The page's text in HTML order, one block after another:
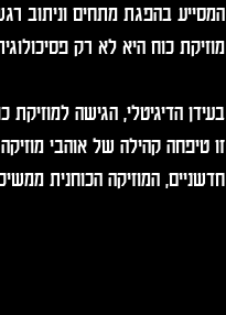
המסייע בהפגת מתחים וניתוב
מוזיקת כוח היא לא רק
בעידן הדיגיטלי, הגישה
זו טיפחה קהילה של אוהבי
חדשניים, המוזיקה הכוחנית